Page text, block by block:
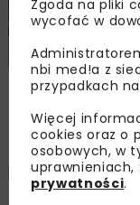
MG ZS AT
MG ZS wspiera
technologii, które
Zgoda na pliki
wycofać w
nbi med!a z
przypadkach
Więcej
cookies oraz o
osobowych, w
uprawnieniach,
prywatności.